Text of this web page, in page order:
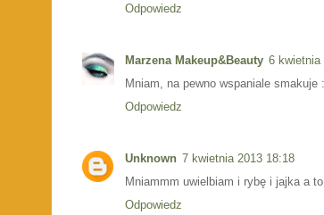
Odpowiedz
Marzena Makeup&Beauty 6 kwietnia
Mniam, na pewno wspaniale smakuje
Odpowiedz
Unknown 7 kwietnia 2013 18:18
Mniammm uwielbiam i rybę i jajka a
Odpowiedz